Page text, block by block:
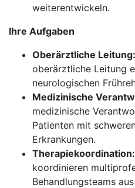
weiterentwickeln.
Ihre Aufgaben
Oberärztliche Leitung:
oberärztliche Leitung
neurologischen
Medizinische
medizinische
Patienten mit
Erkrankungen.
Therapiekoordination:
koordinieren
Behandlungsteams